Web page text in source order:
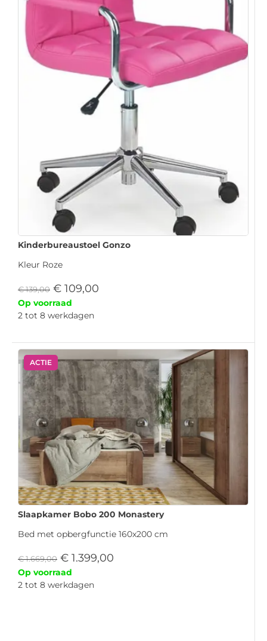
Kinderbureaustoel Gonzo
Kleur Roze
€139,00 € 109,00
Op voorraad
2 tot 8 werkdagen
ACTIE
Slaapkamer Bobo 200 Monastery
Bed met opbergfunctie 160x200 cm
€1.669,00 € 1.399,00
Op voorraad
2 tot 8 werkdagen